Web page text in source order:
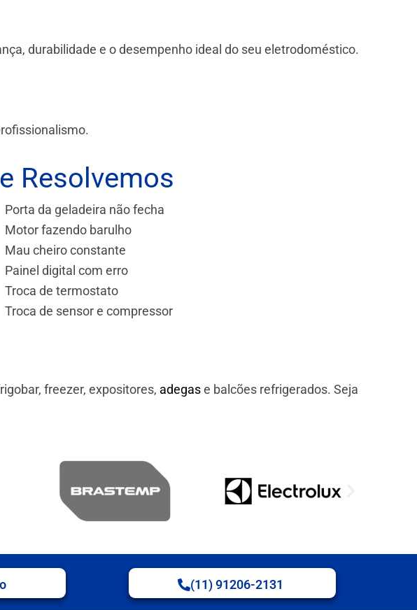
durabilidade e o desempenho ideal do seu eletrodoméstico.
Resolvemos
Porta da geladeira não fecha
Motor fazendo barulho
Mau cheiro constante
Painel digital com erro
Troca de termostato
Troca de sensor e compressor
freezer, expositores, adegase balcões refrigerados. Seja
(11) 91206-2131